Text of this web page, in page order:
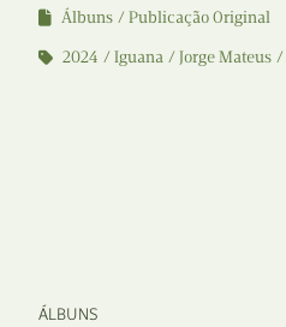
Álbuns
Publicação Original
2024
Iguana Jorge Mateus
ÁLBUNS